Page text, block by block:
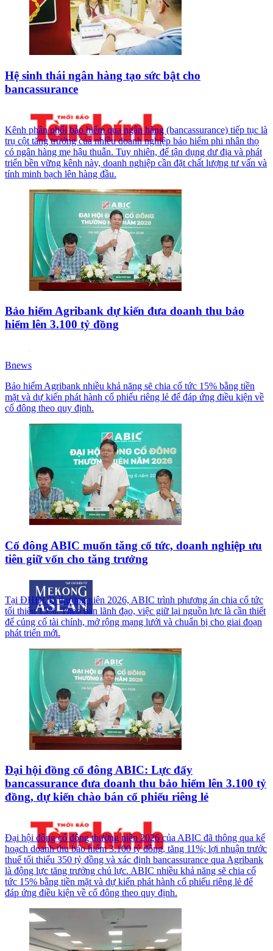
Hệ sinh thái ngân hàng tạo sức bật cho
bancassurance
Kênh phân phối bảo hiểm qua ngân hàng (bancassurance) tiếp tục là
trụ cột tăng trưởng của nhiều doanh nghiệp bảo hiểm phi nhân thọ
có ngân hàng mẹ hậu thuẫn. Tuy nhiên, để tận dụng dư địa và phát
triển bền vững kênh này, doanh nghiệp cần đặt chất lượng tư vấn và
tính minh bạch lên hàng đầu.
Bảo hiểm Agribank dự kiến đưa doanh thu bảo
hiểm lên 3.100 tỷ đồng
Bnews
Bảo hiểm Agribank nhiều khả năng sẽ chia cổ tức 15% bằng tiền
mặt và dự kiến phát hành cổ phiếu riêng lẻ để đáp ứng điều kiện về
cổ đông theo quy định.
Cổ đông ABIC muốn tăng cổ tức, doanh nghiệp ưu
tiên giữ vốn cho tăng trưởng
Tại ĐHĐCĐ thường niên 2026, ABIC trình phương án chia cổ tức
tối thiểu 15%. Theo ban lãnh đạo, việc giữ lại nguồn lực là cần thiết
để củng cố tài chính, mở rộng mạng lưới và chuẩn bị cho giai đoạn
phát triển mới.
Đại hội đồng cổ đông ABIC: Lực đẩy
bancassurance đưa doanh thu bảo hiểm lên 3.100 tỷ
đồng, dự kiến chào bán cổ phiếu riêng lẻ
Đại hội đồng cổ đông thường niên 2026 của ABIC đã thông qua kế
hoạch doanh thu bảo hiểm 3.100 tỷ đồng, tăng 11%; lợi nhuận trước
thuế tối thiểu 350 tỷ đồng và xác định bancassurance qua Agribank
là động lực tăng trưởng chủ lực. ABIC nhiều khả năng sẽ chia cổ
tức 15% bằng tiền mặt và dự kiến phát hành cổ phiếu riêng lẻ để
đáp ứng điều kiện về cổ đông theo quy định.